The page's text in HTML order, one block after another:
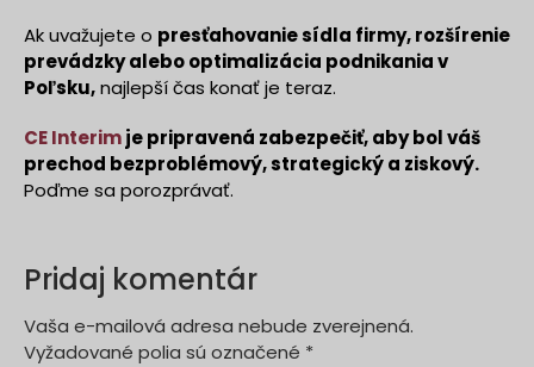
Ak uvažujete o presťahovanie sídla firmy, rozšírenie
prevádzky alebo optimalizácia podnikania v
Poľsku,najlepší čas konať je teraz.
CE Interimje pripravená zabezpečiť, aby bol váš
prechod bezproblémový, strategický a ziskový.
Poďme sa porozprávať.
Pridaj komentár
Vaša e-mailová adresa nebude zverejnená.
Vyžadované polia sú označené *